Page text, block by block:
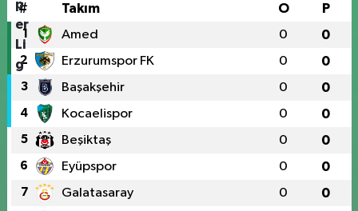
# Takım O P
1 Amed 0 0
2 Erzurumspor FK 0 0
3 Başakşehir 0 0
4 Kocaelispor 0 0
5 Beşiktaş 0 0
6 Eyüpspor 0 0
7 Galatasaray 0 0